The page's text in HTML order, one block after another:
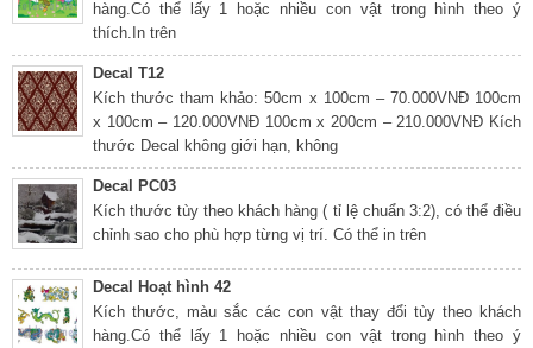
hàng.Có thể lấy 1 hoặc nhiều con vật trong hình theo ý
thích.In trên
Decal T12
Kích thước tham khảo: 50cm x 100cm – 70.000VNĐ 100cm
x 100cm – 120.000VNĐ 100cm x 200cm – 210.000VNĐ Kích
thước Decal không giới hạn, không
Decal PC03
Kích thước tùy theo khách hàng ( tỉ lệ chuẩn 3:2), có thể điều
chỉnh sao cho phù hợp từng vị trí. Có thể in trên
Decal Hoạt hình 42
Kích thước, màu sắc các con vật thay đổi tùy theo khách
hàng.Có thể lấy 1 hoặc nhiều con vật trong hình theo ý